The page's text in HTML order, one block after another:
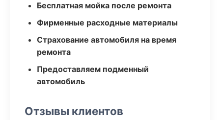
Бесплатная мойка после ремонта
Фирменные расходные материалы
Страхование автомобиля на время
ремонта
Предоставляем подменный
автомобиль
Отзывы клиентов